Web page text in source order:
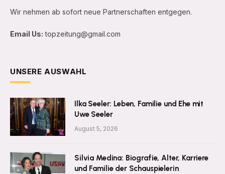
Wir nehmen ab sofort neue Partnerschaften entgegen.
Email Us: topzeitung@gmail.com
UNSERE AUSWAHL
Ilka Seeler: Leben, Familie und Ehe mit
Uwe Seeler
August 5, 2026
Silvia Medina: Biografie, Alter, Karriere
und Familie der Schauspielerin